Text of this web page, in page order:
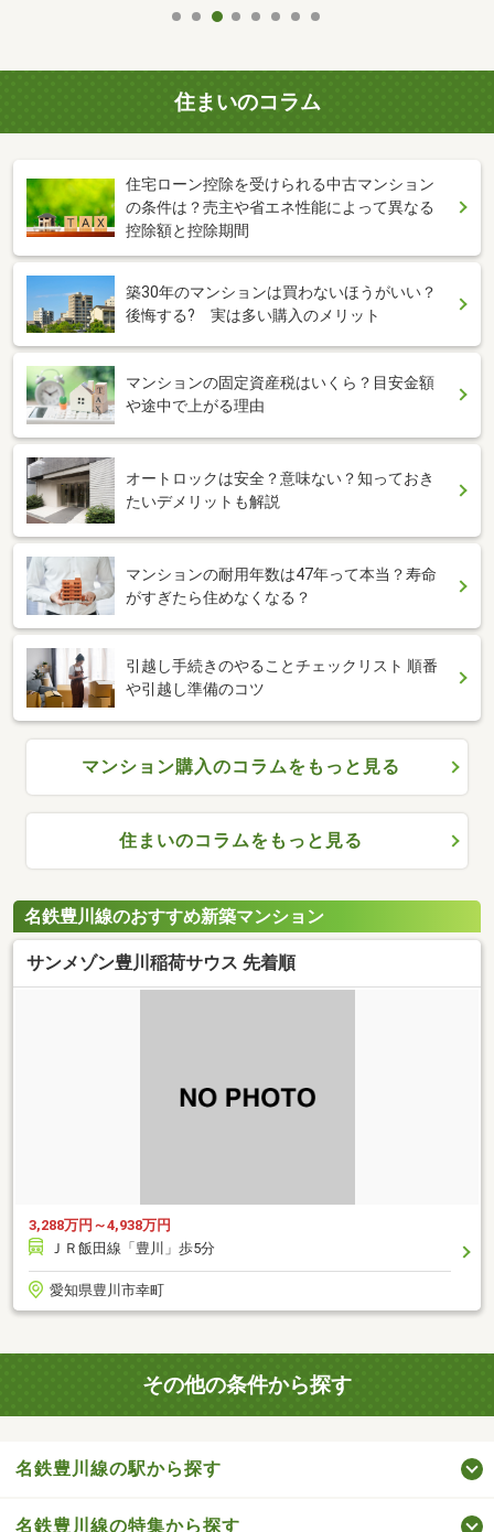
住まいのコラム
住宅ローン控除を受けられる中古マンション
の条件は？売主や省エネ性能によって異なる
控除額と控除期間
築30年のマンションは買わないほうがいい？
後悔する? 実は多い購入のメリット
マンションの固定資産税はいくら？目安金額
や途中で上がる理由
オートロックは安全？意味ない？知っておき
たいデメリットも解説
マンションの耐用年数は47年って本当？寿命
がすぎたら住めなくなる？
引越し手続きのやることチェックリスト 順番
や引越し準備のコツ
マンション購入のコラムをもっと見る
住まいのコラムをもっと見る
名鉄豊川線のおすすめ新築マンション
サンメゾン豊川稲荷サウス 先着順
3,288万円～4,938万円
ＪＲ飯田線「豊川」歩5分
愛知県豊川市幸町
その他の条件から探す
名鉄豊川線の駅から探す
名鉄豊川線の特集から探す